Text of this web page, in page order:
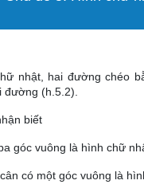
nhật, hai đường chéo
đường (h.5.2).
biết
góc vuông là hình chữ
có một góc vuông là